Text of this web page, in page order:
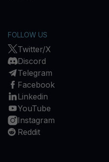
FOLLOW US
Twitter/X
Discord
Telegram
Facebook
Linkedin
YouTube
Instagram
Reddit